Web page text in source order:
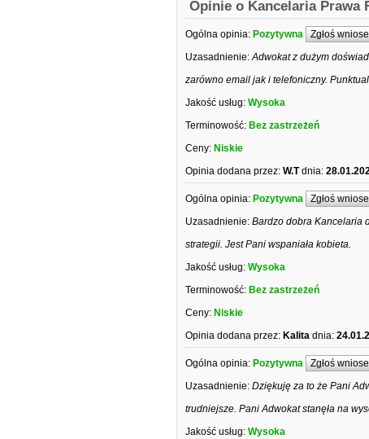
Opinie o Kancelaria Prawa
Ogólna opinia: Pozytywna Zgłoś
Uzasadnienie: Adwokat z dużym
zarówno email jak i telefoniczny.
Jakość usług: Wysoka
Terminowość: Bez zastrzeżeń
Ceny: Niskie
Opinia dodana przez: W.T dnia:
Ogólna opinia: Pozytywna Zgłoś
Uzasadnienie: Bardzo dobra Kancelaria
strategii. Jest Pani wspaniała kobieta.
Jakość usług: Wysoka
Terminowość: Bez zastrzeżeń
Ceny: Niskie
Opinia dodana przez: Kalita dnia:
Ogólna opinia: Pozytywna Zgłoś
Uzasadnienie: Dziękuję za to że Pani
trudniejsze. Pani Adwokat stanęła na
Jakość usług: Wysoka